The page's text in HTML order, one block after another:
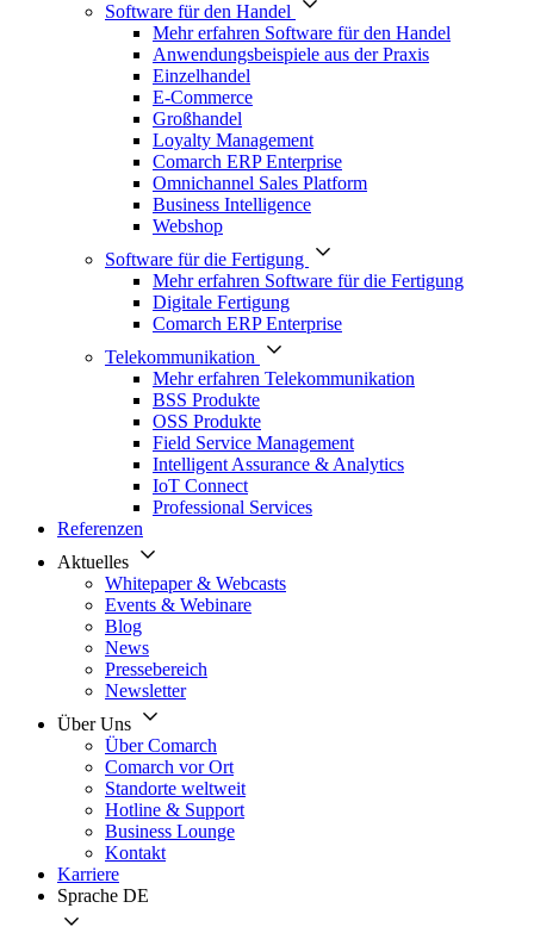
Software für den Handel
Mehr erfahren Software für den Handel
Anwendungsbeispiele aus der Praxis
Einzelhandel
E-Commerce
Großhandel
Loyalty Management
Comarch ERP Enterprise
Omnichannel Sales Platform
Business Intelligence
Webshop
Software für die Fertigung
Mehr erfahren Software für die Fertigung
Digitale Fertigung
Comarch ERP Enterprise
Telekommunikation
Mehr erfahren Telekommunikation
BSS Produkte
OSS Produkte
Field Service Management
Intelligent Assurance & Analytics
IoT Connect
Professional Services
Referenzen
Aktuelles
Whitepaper & Webcasts
Events & Webinare
Blog
News
Pressebereich
Newsletter
Über Uns
Über Comarch
Comarch vor Ort
Standorte weltweit
Hotline & Support
Business Lounge
Kontakt
Karriere
Sprache DE